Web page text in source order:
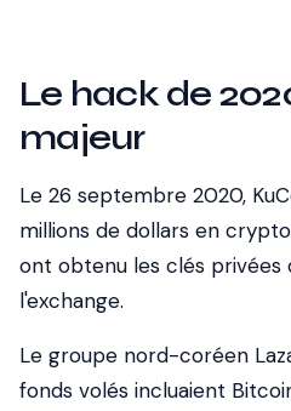
Le hack de
majeur
Le 26 septembre 2020,
millions de dollars en
ont obtenu les clés privées
l'exchange.
Le groupe nord-coréen
fonds volés incluaient